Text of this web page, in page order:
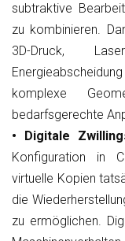
subtraktive
zu kombinieren.
3D-Druck,
komplexe
bedarfsgerechte
• Digitale
Konfiguration in
virtuelle Kopien
die
zu ermöglichen.